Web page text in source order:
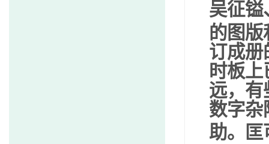
吴征镒
的图
订成册
时板
远，有
数字杂
助。